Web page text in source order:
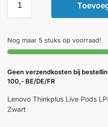
Nog maar 5 stuks op voorraad!
Geen verzendkosten bij
100,- BE/DE/FR
Lenovo Thinkplus Live Pods
Zwart